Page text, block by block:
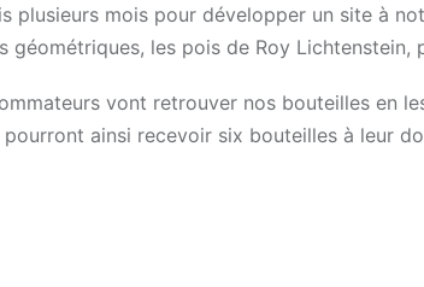
plusieurs mois pour développer un site à
géométriques, les pois de Roy Lichtenstein,
vont retrouver nos bouteilles en
pourront ainsi recevoir six bouteilles à leur